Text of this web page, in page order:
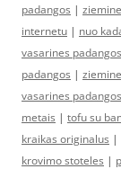
padangos |
internetu | nuo
vasarines padangos
padangos |
vasarines padangos
metais | tofu su
kraikas originalus |
krovimo stoteles |